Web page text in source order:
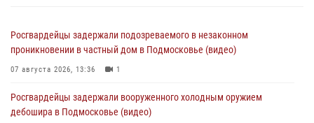
Росгвардейцы задержали подозреваемого в незаконном
проникновении в частный дом в Подмосковье (видео)
07 августа 2026, 13:36 1
Росгвардейцы задержали вооруженного холодным оружием
дебошира в Подмосковье (видео)